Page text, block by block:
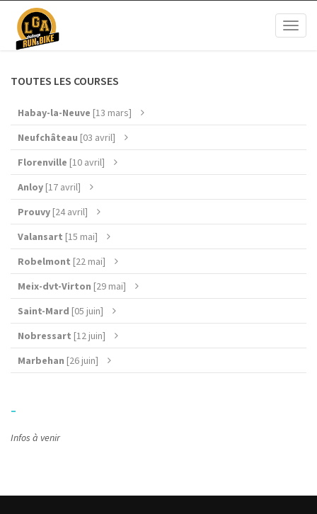
TOUTES LES COURSES
Habay-la-Neuve [13 mars]
Neufchâteau [03 avril]
Florenville [10 avril]
Anloy [17 avril]
Prouvy [24 avril]
Valansart [15 mai]
Robelmont [22 mai]
Meix-dvt-Virton [29 mai]
Saint-Mard [05 juin]
Nobressart [12 juin]
Marbehan [26 juin]
-
Infos à venir